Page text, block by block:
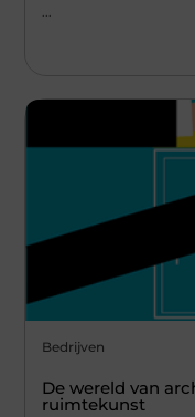
Bedrijven
De wereld van
ruimtekunst